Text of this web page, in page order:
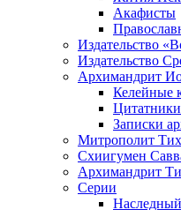
Акафисты
Издательство
Издательство
Архимандрит
Келейные
Записки
Митрополит
Схиигумен
Архимандрит
Серии